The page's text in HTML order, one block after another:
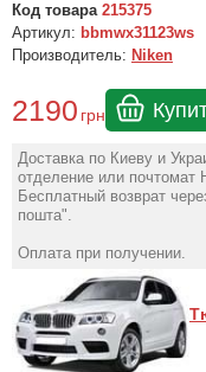
Код товара 215375
Артикул: bbmwx31123ws
Производитель: Niken
2190 грн
Доставка по Киеву и
отделение или почтомат
Бесплатный возврат
пошта".
Оплата при получении.